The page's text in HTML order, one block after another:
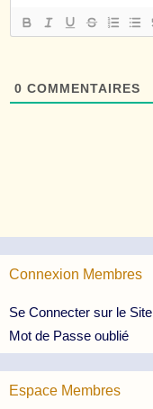
0 COMMENTAIRES
Connexion Membres
Se Connecter sur le Site
Mot de Passe oublié
Espace Membres